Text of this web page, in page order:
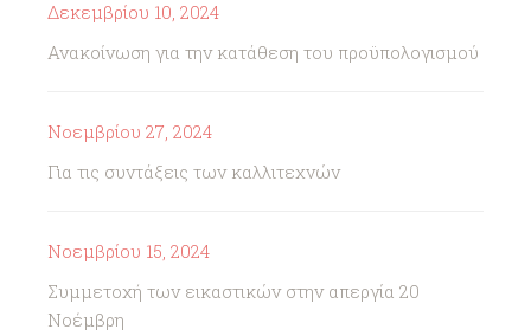
Δεκεμβρίου 10, 2024
Ανακοίνωση για την κατάθεση του προϋπολογισμού
Νοεμβρίου 27, 2024
Για τις συντάξεις των καλλιτεχνών
Νοεμβρίου 15, 2024
Συμμετοχή των εικαστικών στην απεργία 20
Νοέμβρη